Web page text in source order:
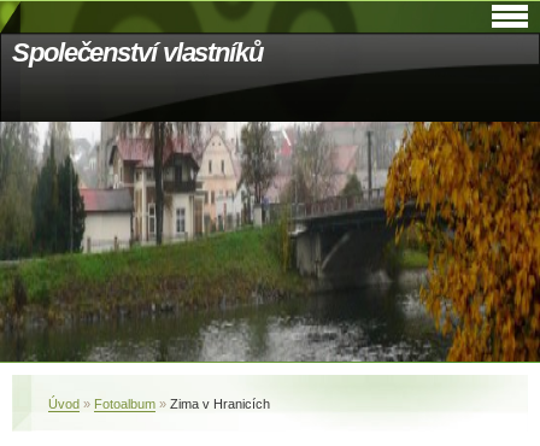
Společenství vlastníků
Úvod » Fotoalbum » Zima v Hranicích